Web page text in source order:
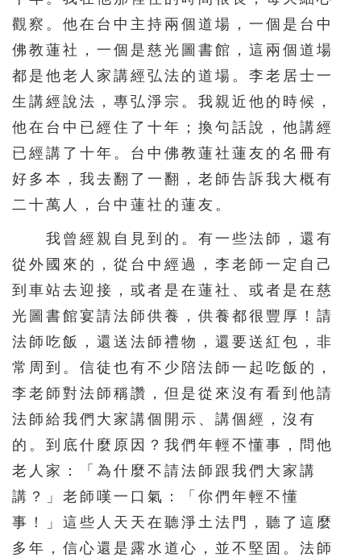
觀察。他在台中主持兩個道場，一個是台中
佛教蓮社，一個是慈光圖書館，這兩個道場
都是他老人家講經弘法的道場。李老居士一
生講經說法，專弘淨宗。我親近他的時候，
他在台中已經住了十年；換句話說，他講經
已經講了十年。台中佛教蓮社蓮友的名冊有
好多本，我去翻了一翻，老師告訴我大概有
二十萬人，台中蓮社的蓮友。
我曾經親自見到的。有一些法師，還有
從外國來的，從台中經過，李老師一定自己
到車站去迎接，或者是在蓮社、或者是在慈
光圖書館宴請法師供養，供養都很豐厚！請
法師吃飯，還送法師禮物，還要送紅包，非
常周到。信徒也有不少陪法師一起吃飯的，
李老師對法師稱讚，但是從來沒有看到他請
法師給我們大家講個開示、講個經，沒有
的。到底什麼原因？我們年輕不懂事，問他
老人家：「為什麼不請法師跟我們大家講
講？」老師嘆一口氣：「你們年輕不懂
事！」這些人天天在聽淨土法門，聽了這麼
多年，信心還是露水道心，並不堅固。法師